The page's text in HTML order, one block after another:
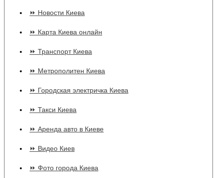
⏩ Новости Киева
⏩ Карта Киева онлайн
⏩ Транспорт Киева
⏩ Метрополитен Киева
⏩ Городская электричка Киева
⏩ Такси Киева
⏩ Аренда авто в Киеве
⏩ Видео Киев
⏩ Фото города Киева